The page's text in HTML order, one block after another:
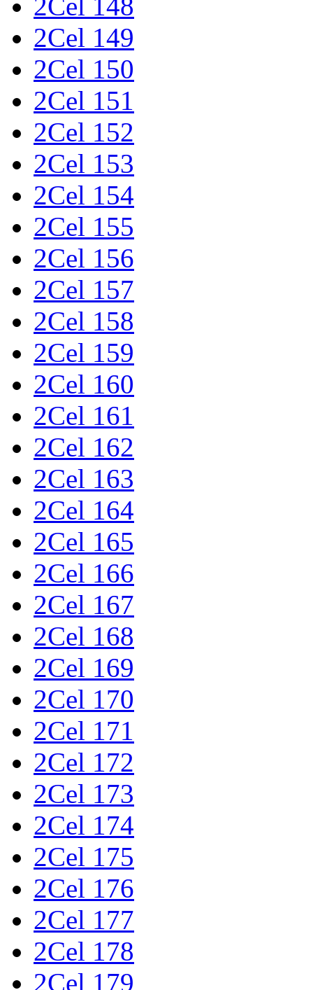
2Cel 149
2Cel 150
2Cel 151
2Cel 152
2Cel 153
2Cel 154
2Cel 155
2Cel 156
2Cel 157
2Cel 158
2Cel 159
2Cel 160
2Cel 161
2Cel 162
2Cel 163
2Cel 164
2Cel 165
2Cel 166
2Cel 167
2Cel 168
2Cel 169
2Cel 170
2Cel 171
2Cel 172
2Cel 173
2Cel 174
2Cel 175
2Cel 176
2Cel 177
2Cel 178
2Cel 179